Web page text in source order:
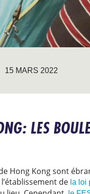
15 MARS 2022
LES
Hong Kong sont
de la loi